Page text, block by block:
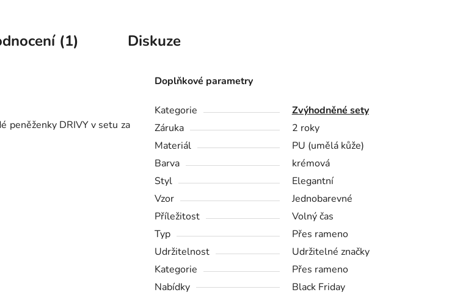
(1) Diskuze
peněženky DRIVY v setu za
Doplňkové parametry
Kategorie
Zvýhodněné sety
Záruka
2 roky
Materiál
PU (umělá kůže)
Barva
krémová
Styl
Elegantní
Vzor
Jednobarevné
Příležitost
Volný čas
Typ
Přes rameno
Udržitelnost
Udržitelné značky
Kategorie
Přes rameno
Nabídky
Black Friday